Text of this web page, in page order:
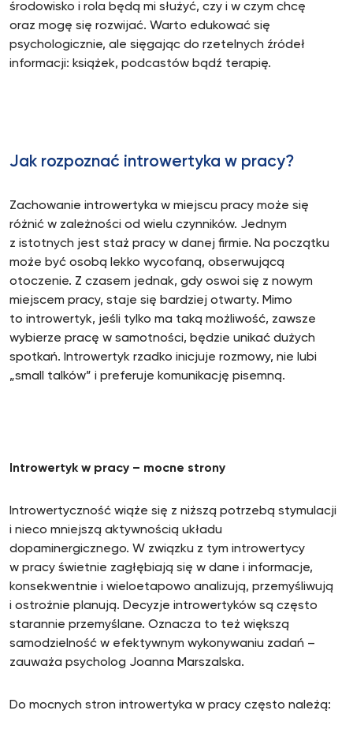
środowisko i rola będą mi służyć, czy i w czym chcę
oraz mogę się rozwijać. Warto edukować się
psychologicznie, ale sięgając do rzetelnych źródeł
informacji: książek, podcastów bądź terapię.
Jak rozpoznać introwertyka w pracy?
Zachowanie introwertyka w miejscu pracy może się
różnić w zależności od wielu czynników. Jednym
z istotnych jest staż pracy w danej firmie. Na początku
może być osobą lekko wycofaną, obserwującą
otoczenie. Z czasem jednak, gdy oswoi się z nowym
miejscem pracy, staje się bardziej otwarty. Mimo
to introwertyk, jeśli tylko ma taką możliwość, zawsze
wybierze pracę w samotności, będzie unikać dużych
spotkań. Introwertyk rzadko inicjuje rozmowy, nie lubi
„small talków” i preferuje komunikację pisemną.
Introwertyk w pracy – mocne strony
Introwertyczność wiąże się z niższą potrzebą stymulacji
i nieco mniejszą aktywnością układu
dopaminergicznego. W związku z tym introwertycy
w pracy świetnie zagłębiają się w dane i informacje,
konsekwentnie i wieloetapowo analizują, przemyśliwują
i ostrożnie planują. Decyzje introwertyków są często
starannie przemyślane. Oznacza to też większą
samodzielność w efektywnym wykonywaniu zadań –
zauważa psycholog Joanna Marszalska.
Do mocnych stron introwertyka w pracy często należą: